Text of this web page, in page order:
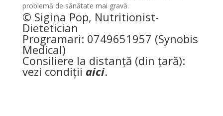
problemă de sănătate mai gravă.
© Sigina Pop, Nutritionist-
Dietetician
Programari: 0749651957 (Synobis
Medical)
Consiliere la distanță (din țară):
vezi condiții aici.